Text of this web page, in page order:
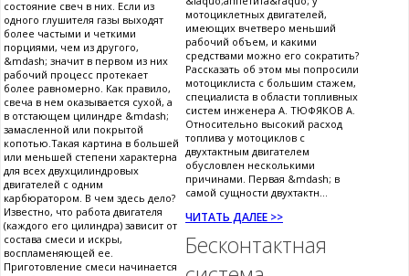
состояние свеч в них. Если из
одного глушителя газы выходят
более частыми и четкими
порциями, чем из другого,
&mdash; значит в первом из них
рабочий процесс протекает
более равномерно. Как правило,
свеча в нем оказывается сухой, а
в отстающем цилиндре &mdash;
замасленной или покрытой
копотью.Такая картина в большей
или меньшей степени характерна
для всех двухцилиндровых
двигателей с одним
карбюратором. В чем здесь дело?
Известно, что работа двигателя
(каждого его цилиндра) зависит от
состава смеси и искры,
воспламеняющей ее.
Приготовление смеси начинается
мотоциклетных двигателей,
имеющих вчетверо меньший
рабочий объем, и какими
средствами можно его сократить?
Рассказать об этом мы попросили
мотоциклиста с большим стажем,
специалиста в области топливных
систем инженера А. ТЮФЯКОВ А.
Относительно высокий расход
топлива у мотоциклов с
двухтактным двигателем
обусловлен несколькими
причинами. Первая &mdash; в
самой сущности двухтактн...
ЧИТАТЬ ДАЛЕЕ >>
Бесконтактная